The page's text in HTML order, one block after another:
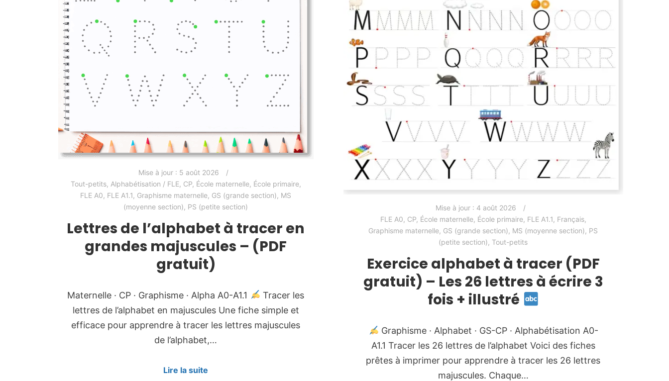
Mise à jour : 5 août 2026
Tout-petits, Alphabétisation / FLE, CP, École maternelle, École primaire,
FLE A0, FLE A1.1, Graphisme maternelle, GS (grande section), MS
(moyenne section), PS (petite section)
Lettres de l’alphabet à tracer en
grandes majuscules – (PDF
gratuit)
Maternelle · CP · Graphisme · Alpha A0-A1.1
Tracer les
lettres de l’alphabet en majuscules Une fiche simple et
efficace pour apprendre à tracer les lettres majuscules
de l’alphabet,…
Lire la suite
Mise à jour : 4 août 2026
FLE A0, CP, École maternelle, École primaire, FLE A1.1, Français,
Graphisme maternelle, GS (grande section), MS (moyenne section), PS
(petite section),Tout-petits
Exercice alphabet à tracer (PDF
gratuit) – Les 26 lettres à écrire 3
fois + illustré
Graphisme · Alphabet · GS-CP · Alphabétisation A0-
A1.1 Tracer les 26 lettres de l’alphabet Voici des fiches
prêtes à imprimer pour apprendre à tracer les 26 lettres
majuscules. Chaque…